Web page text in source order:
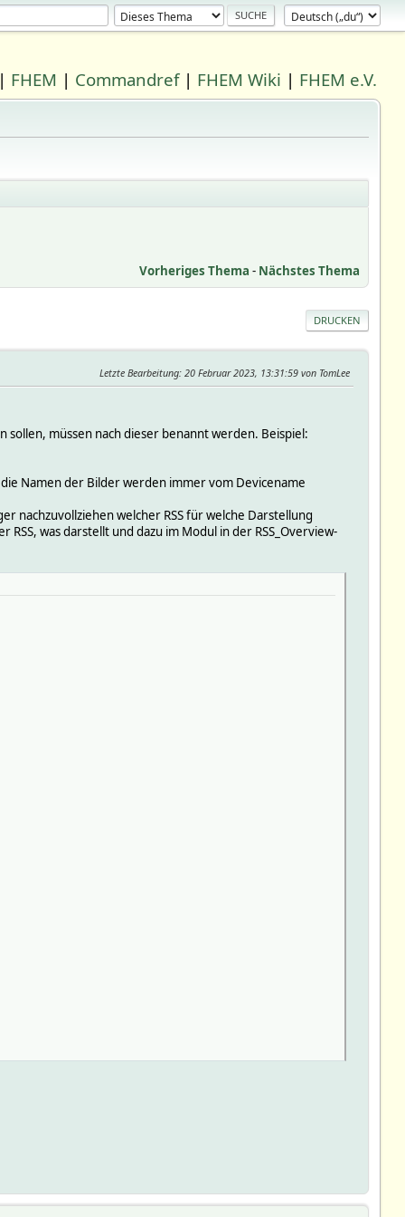
FHEM | Commandref| FHEM Wiki | FHEM e.V.
Vorheriges Thema - Nächstes Thema
DRUCKEN
Letzte Bearbeitung: 20 Februar 2023, 13:31:59 von TomLee
müssen nach dieser benannt werden. Beispiel:
Namen der Bilder werden immer vom Devicename
nachzuvollziehen welcher RSS für welche Darstellung
was darstellt und dazu im Modul in der RSS_Overview-